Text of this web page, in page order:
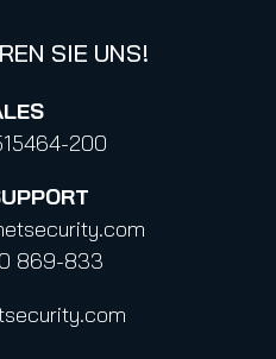
SIE UNS!
200
869-833